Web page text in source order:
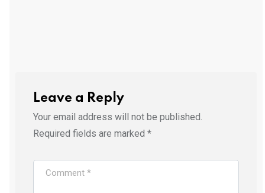
Leave a Reply
Your email address will not be published.
Required fields are marked *